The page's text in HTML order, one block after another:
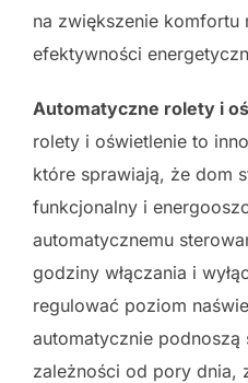
na zwiększenie komfortu
efektywności
Automatyczne rolety i
rolety i oświetlenie to
które sprawiają, że dom
funkcjonalny i
automatycznemu
godziny włączania i
regulować poziom
automatycznie podnoszą
zależności od pory dnia,